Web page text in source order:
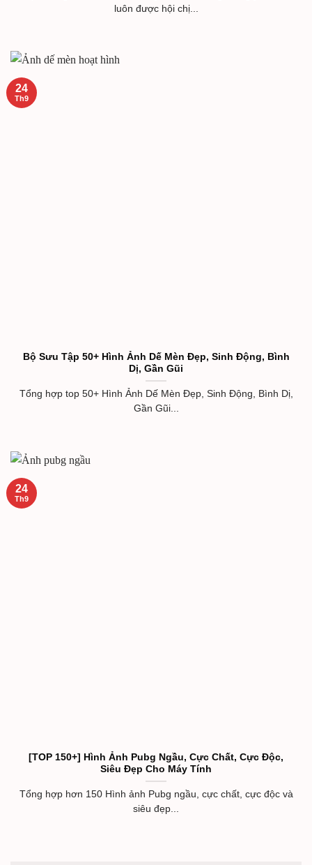
luôn được hội chị...
Bộ Sưu Tập 50+ Hình Ảnh Dế Mèn Đẹp, Sinh Động, Bình
Dị, Gần Gũi
Tổng hợp top 50+ Hình Ảnh Dế Mèn Đẹp, Sinh Động, Bình Dị,
Gần Gũi...
24
Th9
[TOP 150+] Hình Ảnh Pubg Ngầu, Cực Chất, Cực Độc,
Siêu Đẹp Cho Máy Tính
Tổng hợp hơn 150 Hình ảnh Pubg ngầu, cực chất, cực độc và
siêu đẹp...
24
Th9